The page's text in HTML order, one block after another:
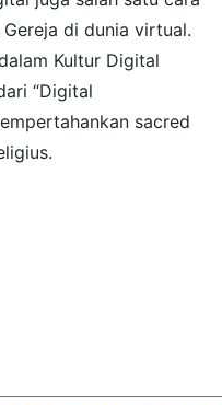
di dunia virtual.
Kultur Digital
“Digital
sacred